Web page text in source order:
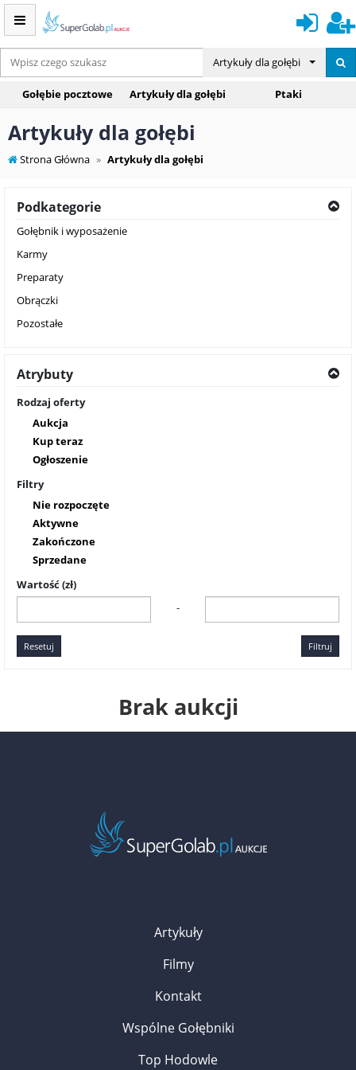
Artykuły dla gołębi
Gołębie pocztowe Artykuły dla gołębi Ptaki
Artykuły dla gołębi
Strona Główna Artykuły dla gołębi
Podkategorie
Gołębnik i wyposażenie
Karmy
Preparaty
Obrączki
Pozostałe
Atrybuty
Rodzaj oferty
Aukcja
Kup teraz
Ogłoszenie
Filtry
Nie rozpoczęte
Aktywne
Zakończone
Sprzedane
Wartość (zł)
-
Resetuj Filtruj
Brak aukcji
Artykuły
Filmy
Kontakt
Wspólne Gołębniki
Top Hodowle